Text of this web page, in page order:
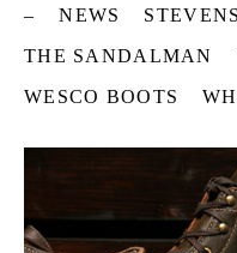
– NEWS
THE SANDALMAN
WESCO BOOTS